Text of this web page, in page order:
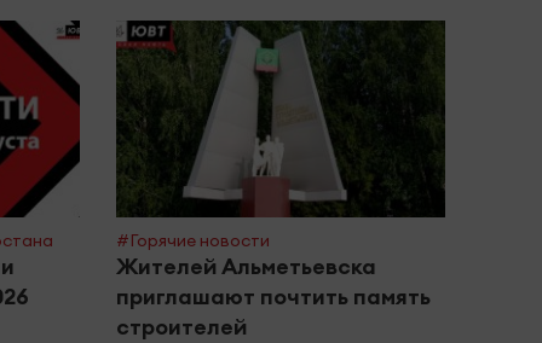
#Горячие новости
Жителей Альметьевска
приглашают почтить память
строителей